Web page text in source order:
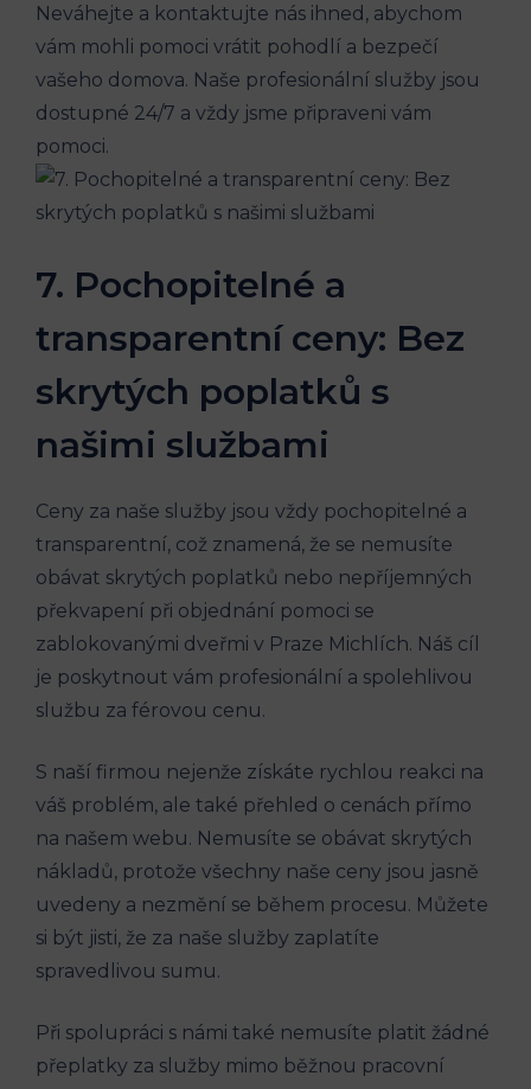
Neváhejte a kontaktujte nás ihned, abychom
vám mohli pomoci vrátit pohodlí a bezpečí
vašeho domova. Naše profesionální služby jsou
dostupné 24/7 a vždy jsme připraveni vám
pomoci.
7. Pochopitelné a
transparentní ceny: Bez
skrytých poplatků s
našimi službami
Ceny za naše služby jsou vždy pochopitelné a
transparentní, což znamená, že se nemusíte
obávat skrytých poplatků nebo nepříjemných
překvapení při objednání pomoci se
zablokovanými dveřmi v Praze Michlích. Náš cíl
je poskytnout vám profesionální a spolehlivou
službu za férovou cenu.
S naší firmou nejenže získáte rychlou reakci na
váš problém, ale také přehled o cenách přímo
na našem webu. Nemusíte se obávat skrytých
nákladů, protože všechny naše ceny jsou jasně
uvedeny a nezmění se během procesu. Můžete
si být jisti, že za naše služby zaplatíte
spravedlivou sumu.
Při spolupráci s námi také nemusíte platit žádné
přeplatky za služby mimo běžnou pracovní